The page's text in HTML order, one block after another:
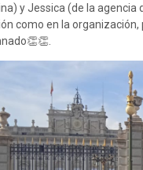
y Jessica (de la
como en la